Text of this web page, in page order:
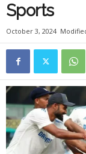
Sports
October 3, 2024